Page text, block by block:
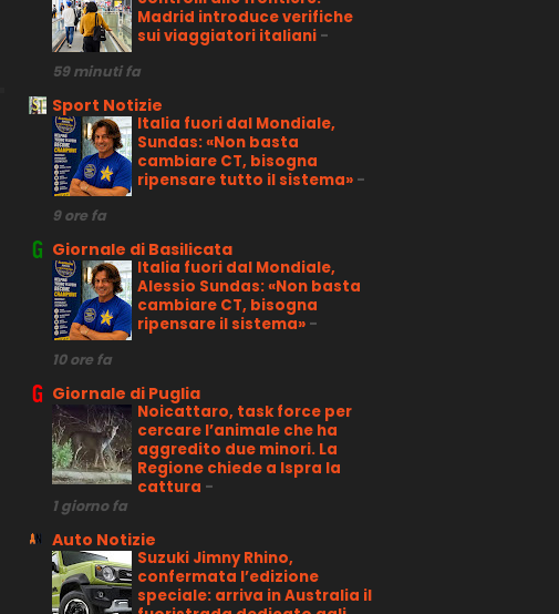
Madrid introduce verifiche
sui viaggiatori italiani -
59 minuti fa
Sport Notizie
Italia fuori dal Mondiale,
Sundas: «Non basta
cambiare CT, bisogna
ripensare tutto il sistema» -
9 ore fa
Giornale di Basilicata
Italia fuori dal Mondiale,
Alessio Sundas: «Non basta
cambiare CT, bisogna
ripensare il sistema» -
10 ore fa
Giornale di Puglia
Noicattaro, task force per
cercare l’animale che ha
aggredito due minori. La
Regione chiede a Ispra la
cattura -
1 giorno fa
Auto Notizie
Suzuki Jimny Rhino,
confermata l’edizione
speciale: arriva in Australia il